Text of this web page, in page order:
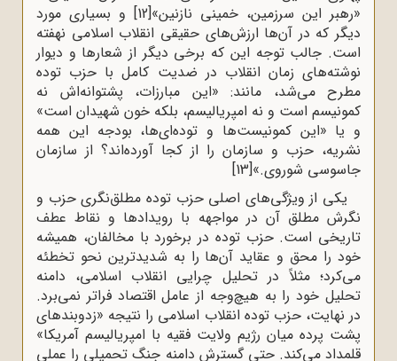
«رهبر این سرزمین، خمینی نازنین»[12]
و بسیاری مورد
دیگر که در آن‌ها ارزش‌های حقیقی انقلاب اسلامی نهفته
است. جالب توجه این که برخی دیگر از شعارها و دیوار
نوشته‌های زمان انقلاب در ضدیت کامل با حزب توده
مطرح می‌شد، مانند: «این مبارزات، پشتوانه‌اش نه
کمونیسم است و نه امپریالیسم، بلکه خون شهیدان است»
و یا «این کمونیست‌ها و توده‌ای‌ها، بودجه این همه
نشریه، حزب و سازمان را از کجا آورده‌اند؟ از سازمان
جاسوسی شوروی.»[13]
یکی از ویژگی‌های اصلی حزب توده مطلق‌نگری حزب و
نگرش مطلق آن در مواجهه با رویدادها و نقاط عطف
تاریخی است. حزب توده در برخورد با مخالفان، همیشه
خود را محق و عقاید آن‌ها را به شدیدترین نحو تخطئه
می‌کرد؛ مثلاً در تحلیل چرایی انقلاب اسلامی، دامنه
تحلیل خود را به هیچ‌وجه از عامل اقتصاد فراتر نمی‌برد.
در نهایت، حزب توده انقلاب اسلامی را نتیجه «زدوبندهای
پشت پرده میان رژیم ولایت فقیه با امپریالیسم آمریکا»
قلمداد می‌کند. حتی گسترش دامنه جنگ تحمیلی را عملی